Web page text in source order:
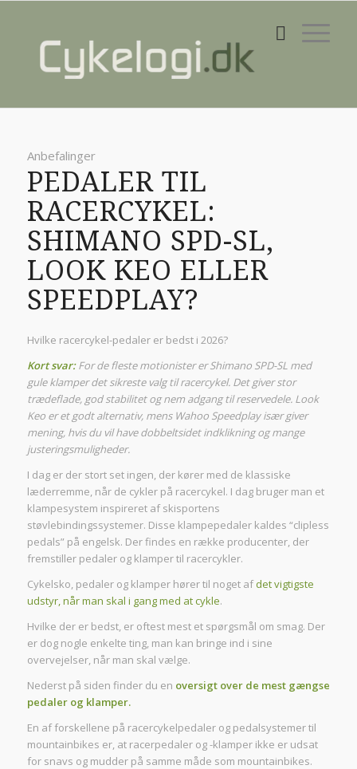
Anbefalinger
PEDALER TIL
RACERCYKEL:
SHIMANO SPD-SL,
LOOK KEO ELLER
SPEEDPLAY?
Hvilke racercykel-pedaler er bedst i 2026?
Kort svar:For de fleste motionister er Shimano SPD-SL med
gule klamper det sikreste valg til racercykel. Det giver stor
trædeflade, god stabilitet og nem adgang til reservedele. Look
Keo er et godt alternativ, mens Wahoo Speedplay især giver
mening, hvis du vil have dobbeltsidet indklikning og mange
justeringsmuligheder.
I dag er der stort set ingen, der kører med de klassiske
læderremme, når de cykler på racercykel. I dag bruger man et
klampesystem inspireret af skisportens
støvlebindingssystemer. Disse klampepedaler kaldes “clipless
pedals” på engelsk. Der findes en række producenter, der
fremstiller pedaler og klamper til racercykler.
Cykelsko, pedaler og klamper hører til noget afdet vigtigste
udstyr, når man skal i gang med at cykle.
Hvilke der er bedst, er oftest mest et spørgsmål om smag. Der
er dog nogle enkelte ting, man kan bringe ind i sine
overvejelser, når man skal vælge.
Nederst på siden finder du en oversigt over de mest gængse
pedaler og klamper.
En af forskellene på racercykelpedaler og pedalsystemer til
mountainbikes er, at racerpedaler og -klamper ikke er udsat
for snavs og mudder på samme måde som mountainbikes.